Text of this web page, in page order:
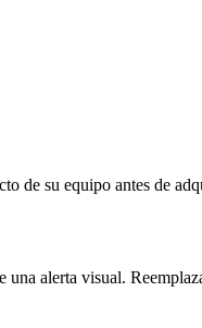
de su equipo antes de
alerta visual.